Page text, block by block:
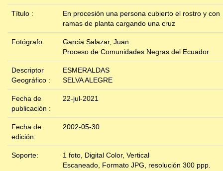
Título :
En procesión una persona cubierto el rostro y con
ramas de planta cargando una cruz
Fotógrafo:
García Salazar, Juan
Proceso de Comunidades Negras del Ecuador
Descriptor
Geográfico :
ESMERALDAS
SELVA ALEGRE
Fecha de
publicación :
22-jul-2021
Fecha de
edición:
2002-05-30
Soporte:
1 foto, Digital Color, Vertical
Escaneado, Formato JPG, resolución 300 ppp.